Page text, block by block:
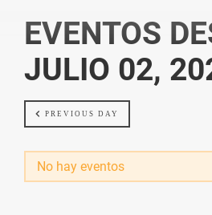
EVENTOS
JULIO 02,
PREVIOUS DAY
No hay eventos